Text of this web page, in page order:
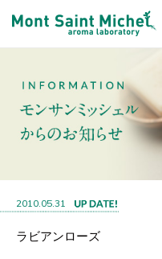
2010.05.31
ラビアンローズ